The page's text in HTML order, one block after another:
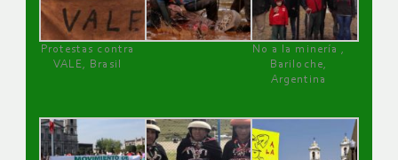
Protestas contra
VALE, Brasil
No a la minería ,
Bariloche,
Argentina